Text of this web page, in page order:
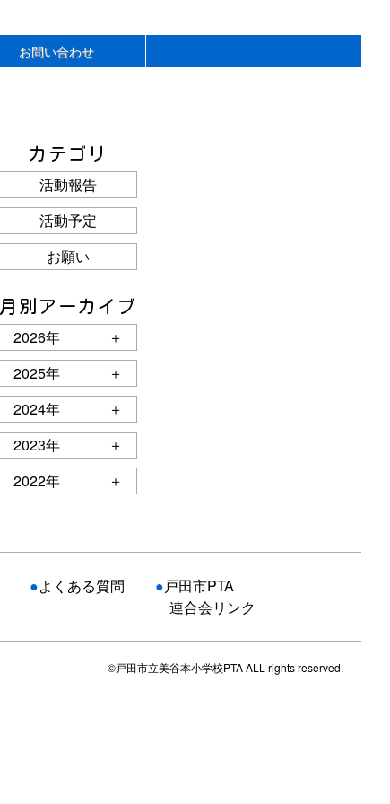
お問い合わせ
カテゴリ
活動報告
活動予定
お願い
月別アーカイブ
2026年
＋
2025年
＋
2024年
＋
2023年
＋
2022年
＋
●よくある質問 ●戸田市PTA
連合会リンク
©戸田市立美谷本小学校PTA ALL rights reserved.